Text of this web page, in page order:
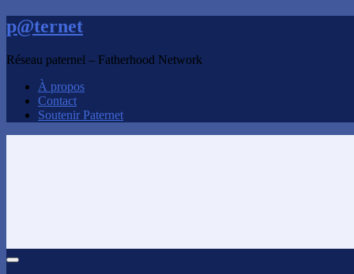
p@ternet
Réseau paternel – Fatherhood Network
À propos
Contact
Soutenir Paternet